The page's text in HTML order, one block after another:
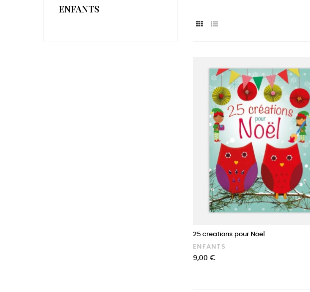
ENFANTS
25 creations pour Nöel
ENFANTS
Prix
9,00 €